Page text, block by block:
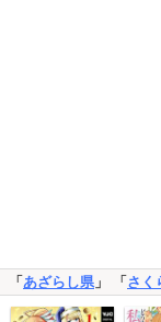
「 あざらし県」 「 さく